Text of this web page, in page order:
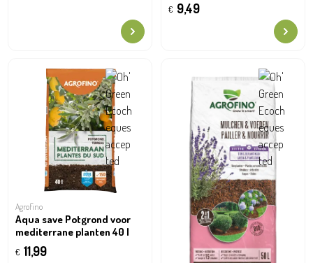
€ 9,49
Agrofino
Aqua save Potgrond voor
mediterrane planten 40 l
€ 11,99